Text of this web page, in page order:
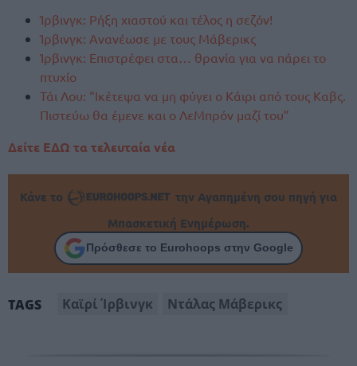
Ίρβινγκ: Ρήξη χιαστού και τέλος η σεζόν!
Ίρβινγκ: Ανανέωσε με τους Μάβερικς
Ίρβινγκ: Επιστρέφει στα… θρανία για να πάρει το
πτυχίο
Τάι Λου: “Ικέτεψα να μη φύγει ο Κάιρι από τους Καβς.
Πιστεύω θα έμενε και ο ΛεΜπρόν μαζί του”
Δείτε ΕΔΩ τα τελευταία νέα
Κάνε το
την Αγαπημένη σου πηγή για
Μπασκετική Ενημέρωση.
Πρόσθεσε το Eurohoops στην Google
TAGS Καϊρί Ίρβινγκ Ντάλας Μάβερικς